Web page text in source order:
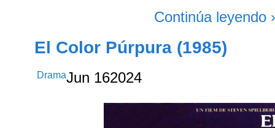
Continúa leyendo
El Color Púrpura (1985)
DramaJun 162024